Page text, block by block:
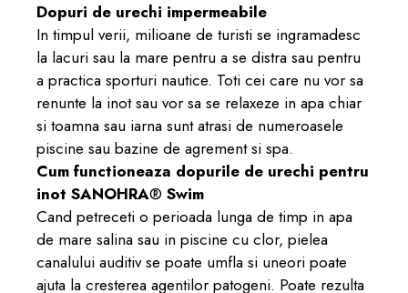
Dopuri de urechi impermeabile
In timpul verii, milioane de turisti se ingramadesc
la lacuri sau la mare pentru a se distra sau pentru
a practica sporturi nautice. Toti cei care nu vor sa
renunte la inot sau vor sa se relaxeze in apa chiar
si toamna sau iarna sunt atrasi de numeroasele
piscine sau bazine de agrement si spa.
Cum functioneaza dopurile de urechi pentru
inot SANOHRA® Swim
Cand petreceti o perioada lunga de timp in apa
de mare salina sau in piscine cu clor, pielea
canalului auditiv se poate umfla si uneori poate
ajuta la cresterea agentilor patogeni. Poate rezulta